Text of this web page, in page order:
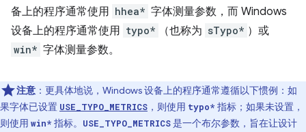
备上的程序通常使用 hhea* 字体测量参数，而 Windows
设备上的程序通常使用 typo* （也称为 sTypo* ）或
win* 字体测量参数。
注意 ：更具体地说，Windows 设备上的程序通常遵循以下惯例：如
果字体已设置 USE_TYPO_METRICS ，则使用 typo* 指标；如果未设置，
则使用 win* 指标。 USE_TYPO_METRICS是一个布尔参数，旨在让设计